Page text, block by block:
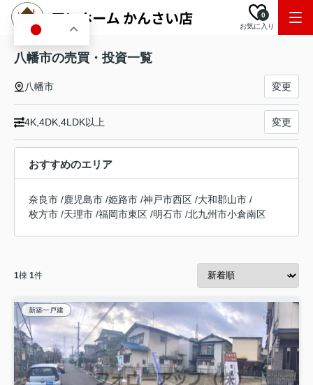
お気に入り
0
八幡市の売買・投資一覧
八幡市 変更
4K,4DK,4LDK以上 変更
おすすめのエリア
奈良市 /鹿児島市 /姫路市 /神戸市西区 /大和郡山市 /
枚方市 /天理市 /福岡市東区 /明石市 /北九州市小倉南区
1棟 1件
新築一戸建